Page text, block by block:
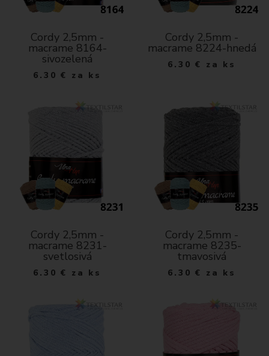
Cordy 2,5mm -
macrame 8164-
sivozelená
6.30 € za ks
Cordy 2,5mm -
macrame 8224-hnedá
6.30 € za ks
Cordy 2,5mm -
macrame 8231-
svetlosivá
6.30 € za ks
Cordy 2,5mm -
macrame 8235-
tmavosivá
6.30 € za ks